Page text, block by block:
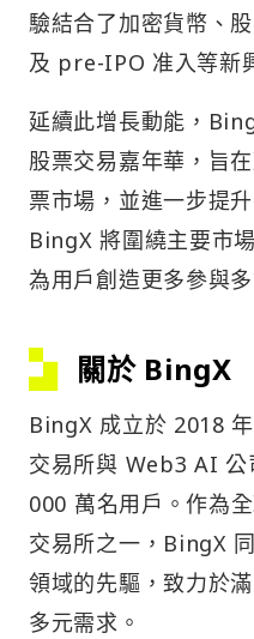
驗結合了加密貨幣、
及 pre-IPO 准入等新
延續此增長動能，
股票交易嘉年華，旨
票市場，並進一步提
BingX 將圍繞主要市
為用戶創造更多參與
關於 BingX
BingX 成立於 2018
交易所與 Web3 AI 公
000 萬名用戶。作為
交易所之一，BingX
領域的先驅，致力於
多元需求。